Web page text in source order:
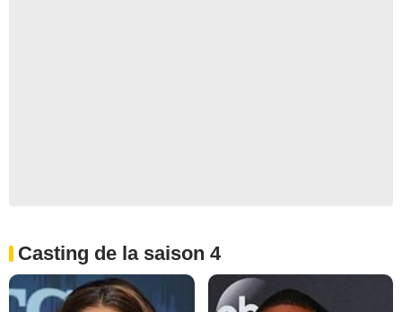
Casting de la saison 4